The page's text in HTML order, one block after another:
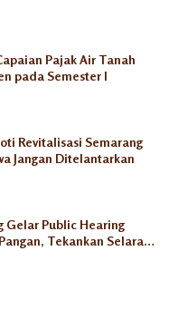
Pajak Air Tanah
pada Semester I
Revitalisasi Semarang
Jangan Ditelantarkan
Gelar Public Hearing
Tekankan Selaras